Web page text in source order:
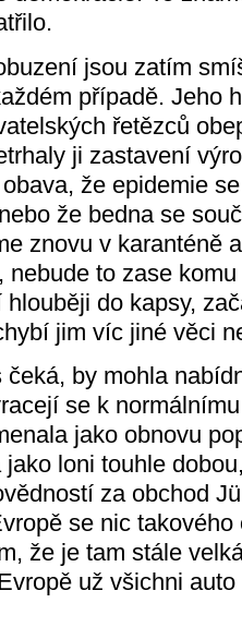
jsou zatím
případě. Jeho
řetězců
ji zastavení
že epidemie
že bedna se
znovu v karanténě
to zase
do kapsy,
jim víc jiné věci
by mohla
se k
jako obnovu
loni touhle
za obchod
se nic
že je tam stále
už všichni